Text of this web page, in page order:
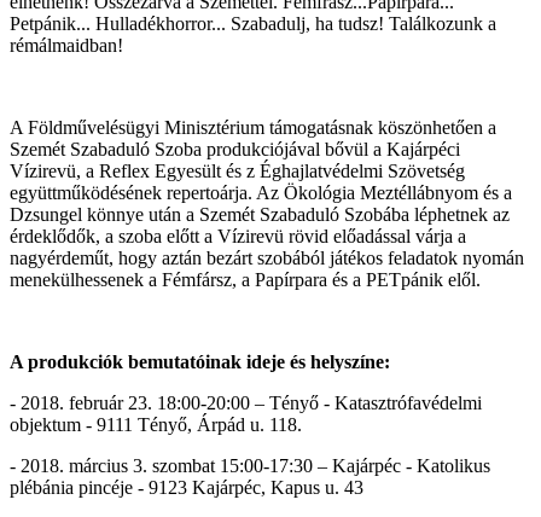
Petpánik... Hulladékhorror... Szabadulj, ha tudsz! Találkozunk a
rémálmaidban!
A Földművelésügyi Minisztérium támogatásnak köszönhetően a
Szemét Szabaduló Szoba produkciójával bővül a Kajárpéci
Vízirevü, a Reflex Egyesült és z Éghajlatvédelmi Szövetség
együttműködésének repertoárja. Az Ökológia Meztéllábnyom és a
Dzsungel könnye után a Szemét Szabaduló Szobába léphetnek az
érdeklődők, a szoba előtt a Vízirevü rövid előadással várja a
nagyérdeműt, hogy aztán bezárt szobából játékos feladatok nyomán
menekülhessenek a Fémfársz, a Papírpara és a PETpánik elől.
A produkciók bemutatóinak ideje és helyszíne:
- 2018. február 23. 18:00-20:00 – Tényő - Katasztrófavédelmi
objektum - 9111 Tényő, Árpád u. 118.
- 2018. március 3. szombat 15:00-17:30 – Kajárpéc - Katolikus
plébánia pincéje - 9123 Kajárpéc, Kapus u. 43